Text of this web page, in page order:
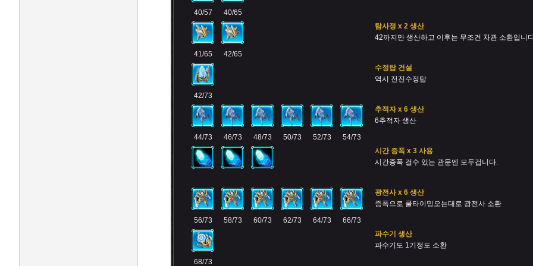
40/57 40/65
41/65 42/65
탐사정 x 2 생산
42까지만 생산하고 이후는 무조건 차관 소환입니
42/73
수정탑 건설
역시 전진수정탑
44/73 46/73 48/73 50/73 52/73 54/73
추적자 x 6 생산
6추적자 생산
시간 증폭 x 3 사용
시간증폭 걸수 있는 관문엔 모두겁니다.
56/73 58/73 60/73 62/73 64/73 66/73
광전사 x 6 생산
증폭으로 쿨타이밍오는대로 광전사 소환
68/73
파수기 생산
파수기도 1기정도 소환